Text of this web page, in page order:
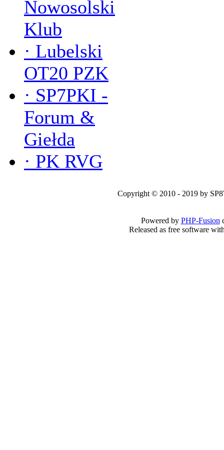
Nowosolski
Klub
· Lubelski
OT20 PZK
· SP7PKI -
Forum &
Giełda
· PK RVG
Copyright © 2010 - 2019 by
Powered by PHP-Fusion
Released as free software